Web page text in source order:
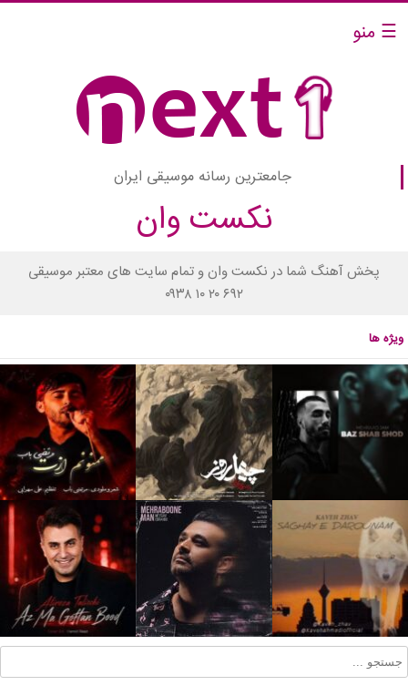
☰ منو
جامعترین رسانه موسیقی ایران
نکست وان
پخش آهنگ شما در نکست وان و تمام سایت های معتبر موسیقی
۰۹۳۸ ۱۰ ۲۰ ۶۹۲
ویژه ها